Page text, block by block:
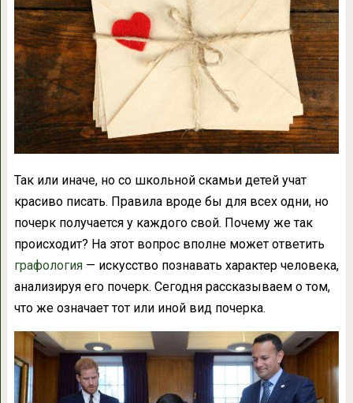
Так или иначе, но со школьной скамьи детей учат
красиво писать. Правила вроде бы для всех одни, но
почерк получается у каждого свой. Почему же так
происходит? На этот вопрос вполне может ответить
графология— искусство познавать характер человека,
анализируя его почерк. Сегодня рассказываем о том,
что же означает тот или иной вид почерка.